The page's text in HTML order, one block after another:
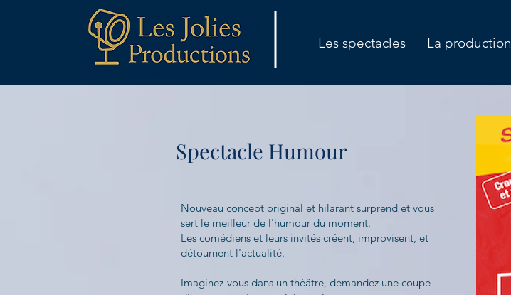
Les spectacles La production
Spectacle Humour
Nouveau concept original et hilarant surprend et vous
sert le meilleur de l'humour du moment.
Les comédiens et leurs invités créent, improvisent, et
détournent l'actualité.
Imaginez-vous dans un théâtre, demandez une coupe